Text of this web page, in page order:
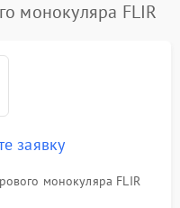
монокуляра FLIR
заявку
монокуляра FLIR